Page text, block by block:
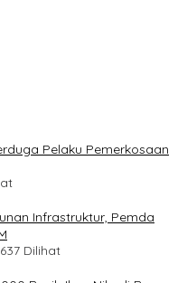
Pelaku Pemerkosaan
Infrastruktur, Pemda
637 Dilihat